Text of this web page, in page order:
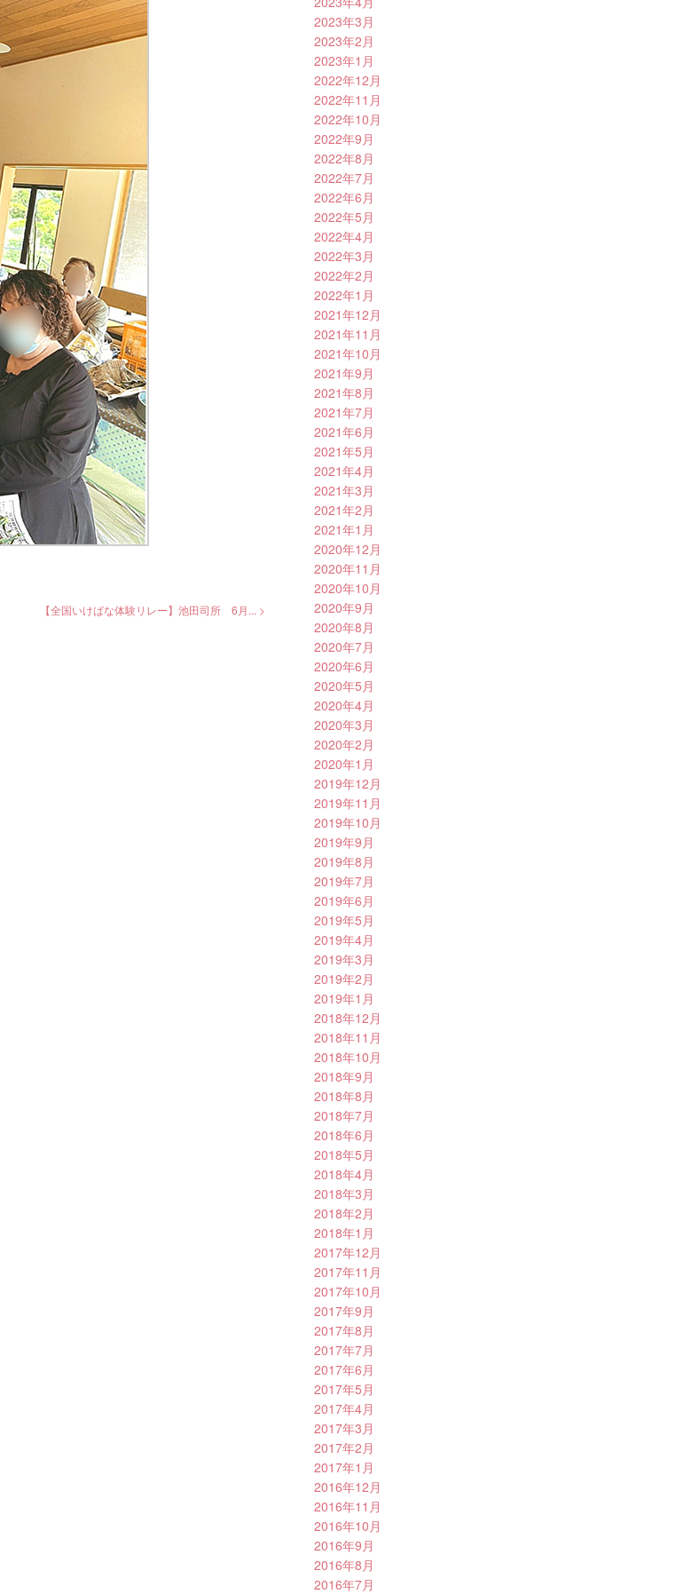
【全国いけばな体験リレー】池田司所 6月... >
2023年3月
2023年2月
2023年1月
2022年12月
2022年11月
2022年10月
2022年9月
2022年8月
2022年7月
2022年6月
2022年5月
2022年4月
2022年3月
2022年2月
2022年1月
2021年12月
2021年11月
2021年10月
2021年9月
2021年8月
2021年7月
2021年6月
2021年5月
2021年4月
2021年3月
2021年2月
2021年1月
2020年12月
2020年11月
2020年10月
2020年9月
2020年8月
2020年7月
2020年6月
2020年5月
2020年4月
2020年3月
2020年2月
2020年1月
2019年12月
2019年11月
2019年10月
2019年9月
2019年8月
2019年7月
2019年6月
2019年5月
2019年4月
2019年3月
2019年2月
2019年1月
2018年12月
2018年11月
2018年10月
2018年9月
2018年8月
2018年7月
2018年6月
2018年5月
2018年4月
2018年3月
2018年2月
2018年1月
2017年12月
2017年11月
2017年10月
2017年9月
2017年8月
2017年7月
2017年6月
2017年5月
2017年4月
2017年3月
2017年2月
2017年1月
2016年12月
2016年11月
2016年10月
2016年9月
2016年8月
2016年7月